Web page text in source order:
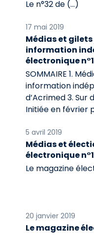
Le n°32 de (…)
17 mai 2019
Médias et gilets
information
électronique
SOMMAIRE 1.
information
d’Acrimed 3. Sur
Initiée en février
5 avril 2019
Médias et
électronique
Le magazine
20 janvier 2019
Le magazine